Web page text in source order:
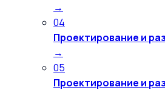
→
04
Проектирование и
→
05
Проектирование и